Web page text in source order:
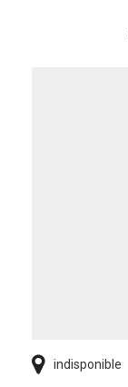
indisponible